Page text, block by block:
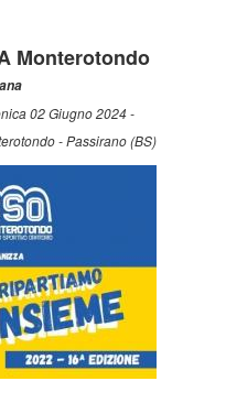
Monterotondo
02 Giugno 2024 -
- Passirano (BS)